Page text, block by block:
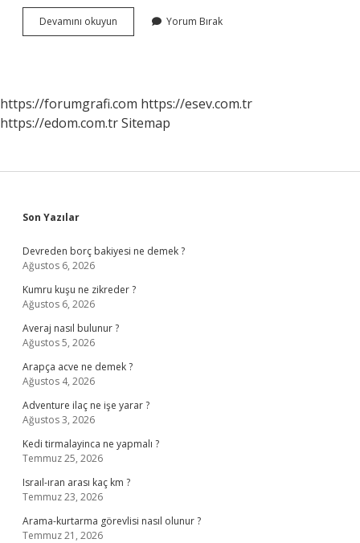
Devamını okuyun
Soğuk
Yorum Bırak
https://forumgrafi.com https://esev.com.tr
https://edom.com.trSitemap
Sidebar
Son Yazılar
Devreden borç bakiyesi ne demek ?
Ağustos 6, 2026
Kumru kuşu ne zikreder ?
Ağustos 6, 2026
Averaj nasıl bulunur ?
Ağustos 5, 2026
Arapça acve ne demek ?
Ağustos 4, 2026
Adventure ilaç ne işe yarar ?
Ağustos 3, 2026
Kedi tirmalayinca ne yapmalı ?
Temmuz 25, 2026
Israıl-ıran arası kaç km ?
Temmuz 23, 2026
Arama-kurtarma görevlisi nasıl olunur ?
Temmuz 21, 2026